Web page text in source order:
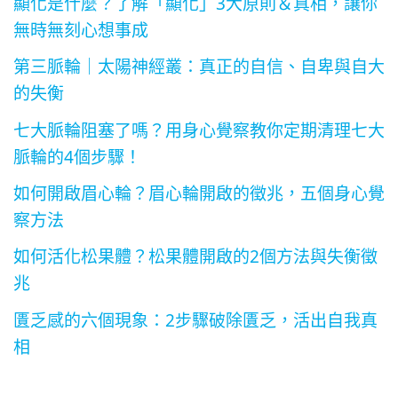
無時無刻心想事成
第三脈輪｜太陽神經叢：真正的自信、自卑與自大
的失衡
七大脈輪阻塞了嗎？用身心覺察教你定期清理七大
脈輪的4個步驟！
如何開啟眉心輪？眉心輪開啟的徵兆，五個身心覺
察方法
如何活化松果體？松果體開啟的2個方法與失衡徵
兆
匱乏感的六個現象：2步驟破除匱乏，活出自我真
相